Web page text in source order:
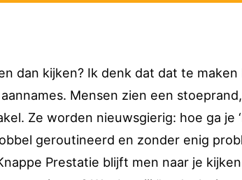
dan kijken? Ik denk dat dat te
Mensen zien een
Ze worden nieuwsgierig: hoe ga je
geroutineerd en zonder enig
Prestatie blijft men naar je